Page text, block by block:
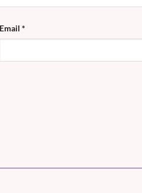
Email *